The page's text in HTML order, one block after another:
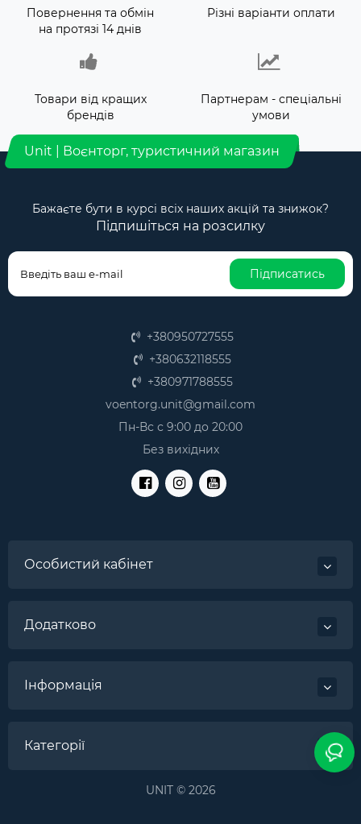
Повернення та обмін
на протязі 14 днів
Різні варіанти оплати
Товари від кращих
брендів
Партнерам - спеціальні
умови
Unit | Воєнторг, туристичний магазин
Бажаєте бути в курсі всіх наших акцій та знижок?
Підпишіться на розсилку
Підписатись
+380950727555
+380632118555
+380971788555
voentorg.unit@gmail.com
Пн-Вс с 9:00 до 20:00
Без вихідних
Особистий кабінет
Додатково
Інформація
Категорії
UNIT © 2026